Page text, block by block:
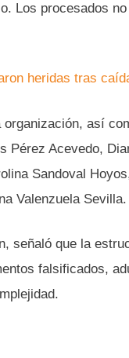
Los procesados
heridas tras
así
Pérez Acevedo,
Sandoval
Valenzuela Sevilla.
señaló que la
falsificados,